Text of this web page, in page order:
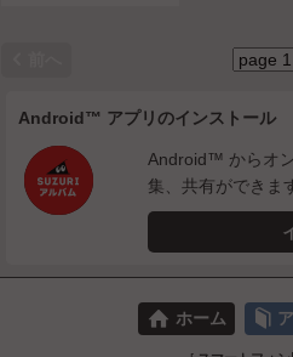
Android™ アプリのインストール
Android™ からオ
集、共有ができま
⌂ ホーム 📕